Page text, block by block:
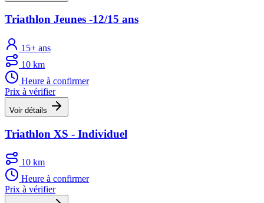
Triathlon Jeunes -12/15 ans
15+ ans
10 km
Heure à confirmer
Prix à vérifier
Voir détails
Triathlon XS - Individuel
10 km
Heure à confirmer
Prix à vérifier